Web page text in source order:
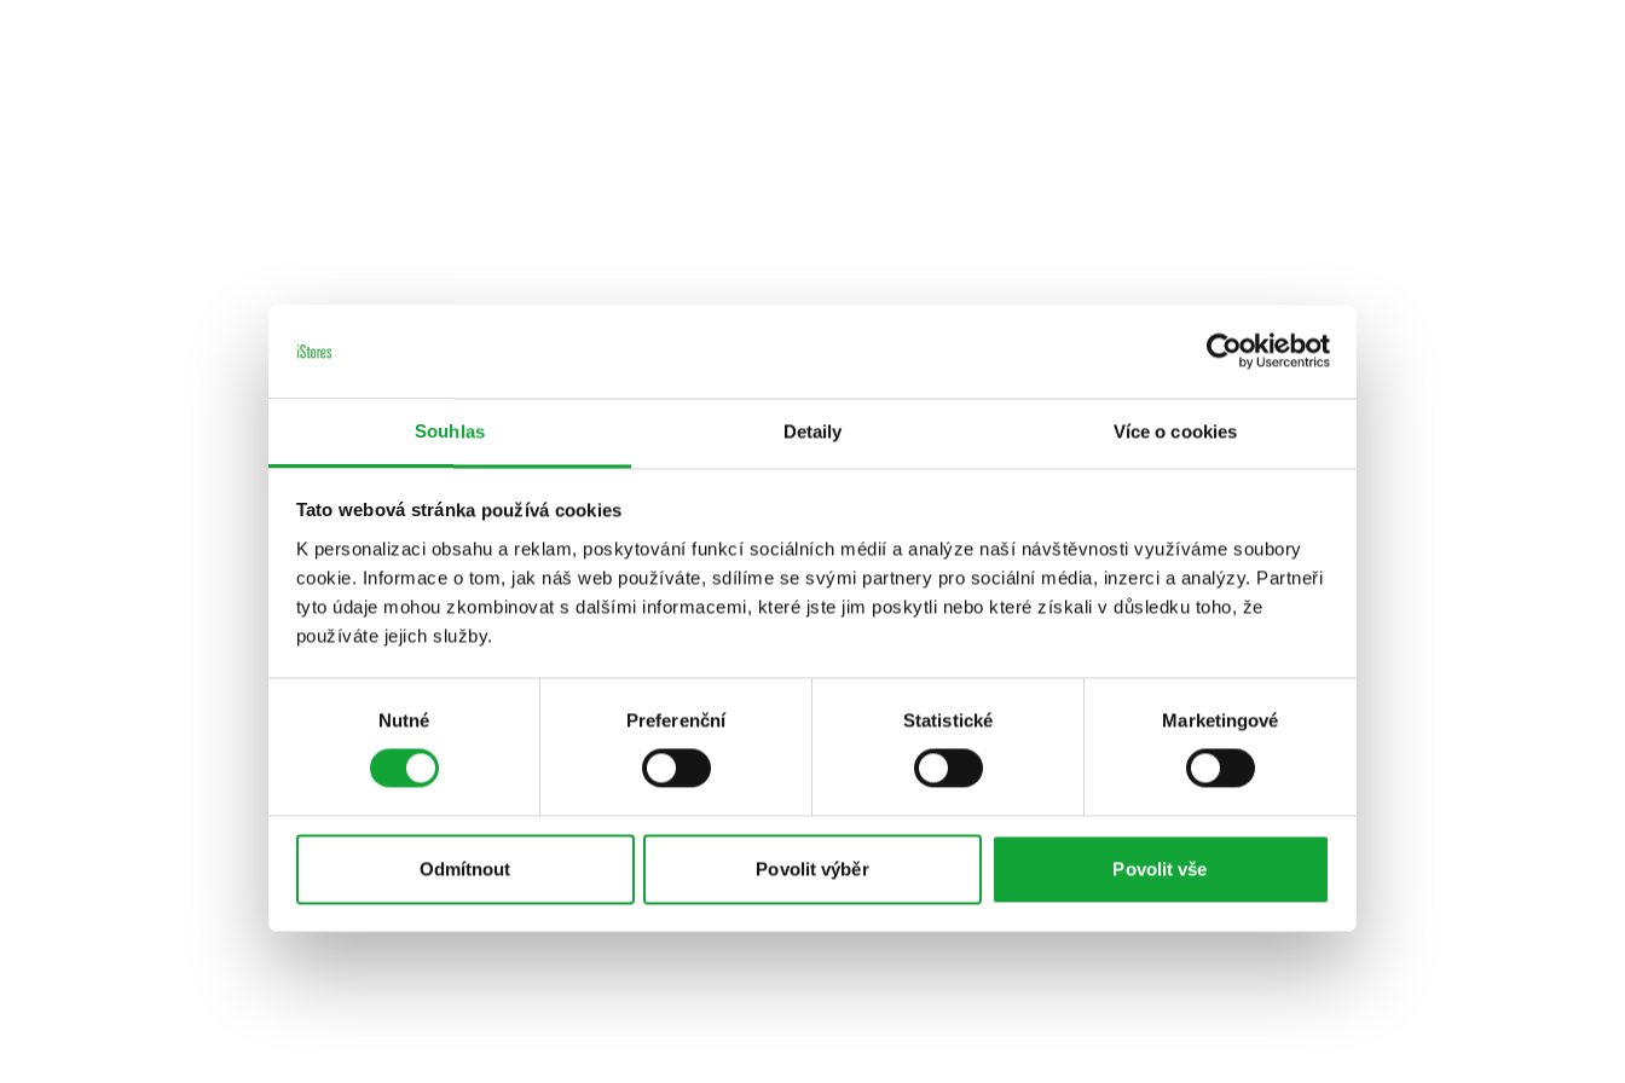
Souhlas Detaily Více o cookies
Tato webová stránka používá cookies
K personalizaci obsahu a reklam, poskytování funkcí sociálních médií a analýze naší návštěvnosti využíváme soubory
cookie. Informace o tom, jak náš web používáte, sdílíme se svými partnery pro sociální média, inzerci a analýzy. Partneři
tyto údaje mohou zkombinovat s dalšími informacemi, které jste jim poskytli nebo které získali v důsledku toho, že
používáte jejich služby.
Nutné Preferenční Statistické Marketingové
Odmítnout Povolit výběr Povolit vše